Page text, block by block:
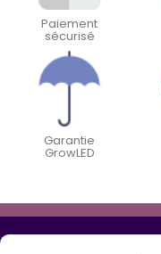
Paiement
sécurisé
Garantie
GrowLED